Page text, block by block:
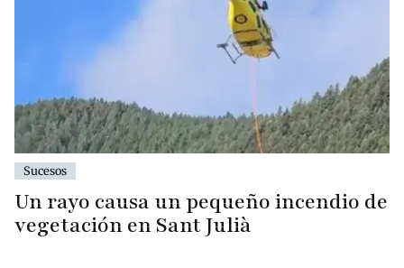
Sucesos
Un rayo causa un pequeño incendio de
vegetación en Sant Julià